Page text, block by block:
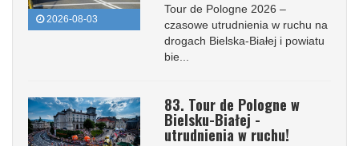
2026-08-03
Tour de Pologne 2026 –
czasowe utrudnienia w ruchu na
drogach Bielska-Białej i powiatu
bie...
83. Tour de Pologne w
Bielsku-Białej -
utrudnienia w ruchu!